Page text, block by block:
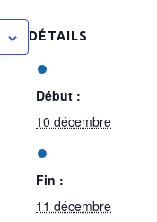
DÉTAILS
Début :
10 décembre
Fin :
11 décembre